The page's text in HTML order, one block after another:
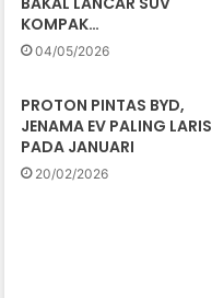
KOMPAK…
04/05/2026
PROTON PINTAS BYD,
JENAMA EV PALING LARIS
PADA JANUARI
20/02/2026